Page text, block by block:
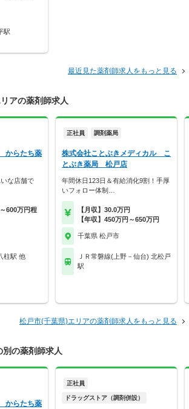
駅
最近見た薬剤師求人をもっと見る
アの薬剤師求人
からたち薬
な店舗で
600万円程
柱駅 他
正社員 調剤薬局
株式会社ことぶきメディカル こ
とぶき薬局 松戸店
年間休日123日＆有給消化9割！手厚
いフォロー体制…
【月収】30.0万円
【年収】450万円～650万円
千葉県 松戸市
ＪＲ常磐線(上野－仙台) 北松戸
駅
松戸市(千葉県)エリアの薬剤師求人をもっと見る
の薬剤師求人
からたち薬
正社員
ドラッグストア（調剤併設）